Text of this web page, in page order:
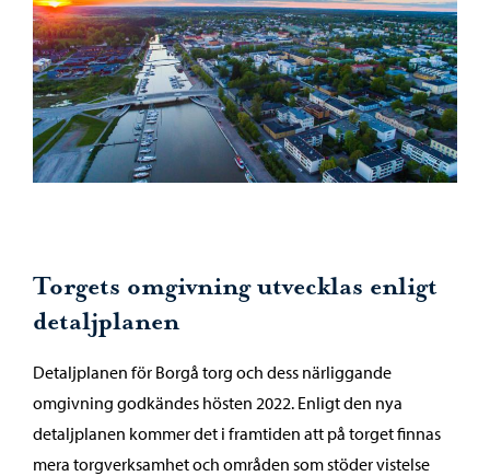
Torgets omgivning utvecklas enligt
detaljplanen
Detaljplanen för Borgå torg och dess närliggande
omgivning godkändes hösten 2022. Enligt den nya
detaljplanen kommer det i framtiden att på torget finnas
mera torgverksamhet och områden som stöder vistelse